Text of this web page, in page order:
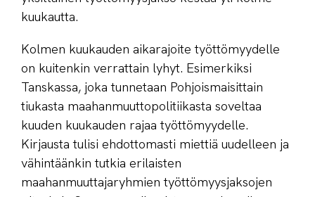
kuukautta.
Kolmen kuukauden aikarajoite työttömyydelle
on kuitenkin verrattain lyhyt. Esimerkiksi
Tanskassa, joka tunnetaan Pohjoismaisittain
tiukasta maahanmuuttopolitiikasta soveltaa
kuuden kuukauden rajaa työttömyydelle.
Kirjausta tulisi ehdottomasti miettiä uudelleen ja
vähintäänkin tutkia erilaisten
maahanmuuttajaryhmien työttömyysjaksojen